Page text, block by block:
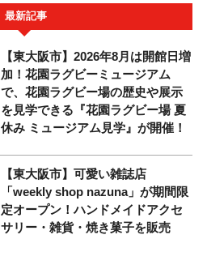
最新記事
【東大阪市】2026年8月は開館日増
加！花園ラグビーミュージアム
で、花園ラグビー場の歴史や展示
を見学できる『花園ラグビー場 夏
休み ミュージアム見学』が開催！
【東大阪市】可愛い雑誌店
「weekly shop nazuna」が期間限
定オープン！ハンドメイドアクセ
サリー・雑貨・焼き菓子を販売